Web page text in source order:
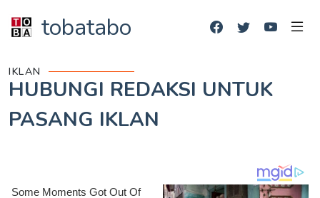
tobatabo
IKLAN
HUBUNGI REDAKSI UNTUK
PASANG IKLAN